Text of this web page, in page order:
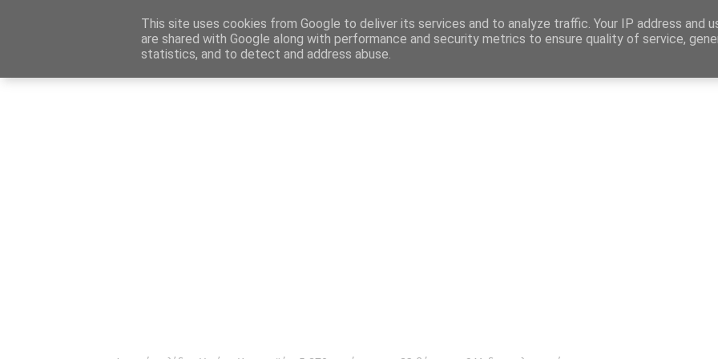
Καταχώρηση Αγγελίας Επικοινωνία Site Map
Ενημέρωση Αγγελίες Εργασίας
This site uses cookies from Google to deliver its services and to analyze traffic. Your IP address and
are shared with Google along with performance and security metrics to ensure quality of service,
statistics, and to detect and address abuse.